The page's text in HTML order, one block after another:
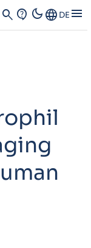
search contact_support dark_modeLanguage DE menu